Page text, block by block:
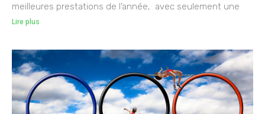
meilleures prestations de l’année, avec seulement une
Lire plus